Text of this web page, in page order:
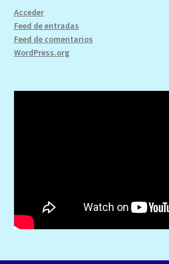
Acceder
Feed de entradas
Feed de comentarios
WordPress.org